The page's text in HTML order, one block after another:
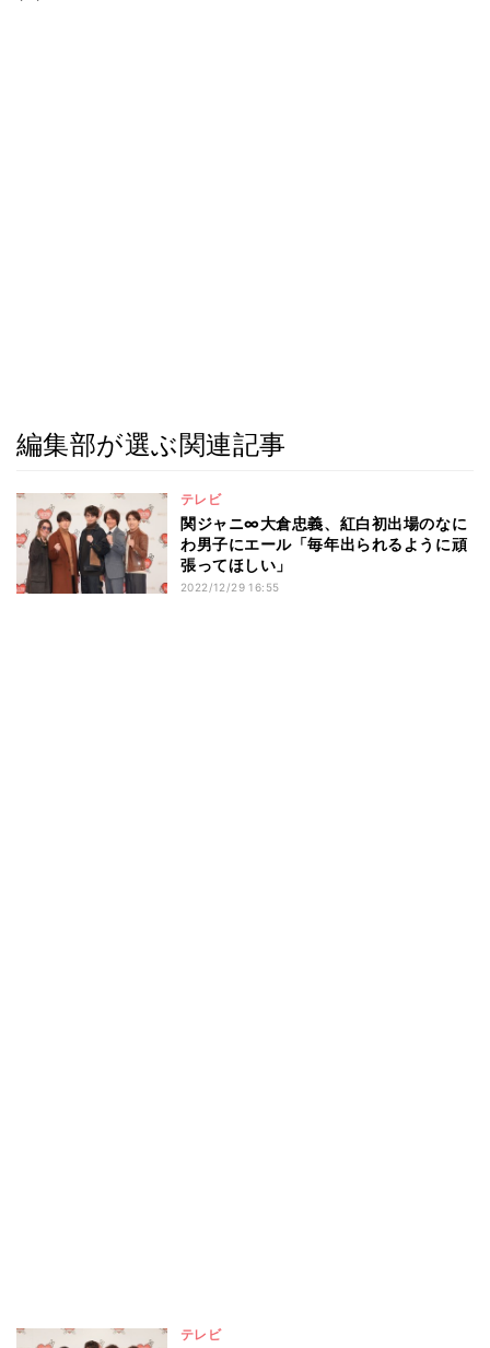
編集部が選ぶ関連記事
テレビ
関ジャニ∞大倉忠義、紅白初出場のなに
わ男子にエール「毎年出られるように頑
張ってほしい」
2022/12/29 16:55
テレビ